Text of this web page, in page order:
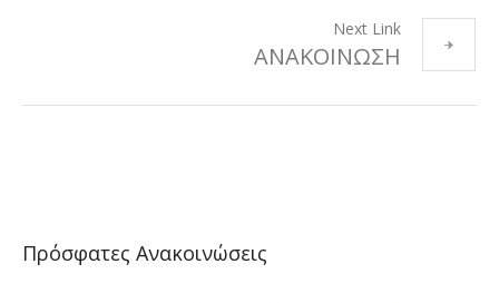
Next Link
ΑΝΑΚΟΙΝΩΣΗ
Πρόσφατες Ανακοινώσεις